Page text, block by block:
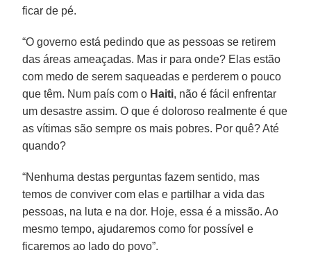
ficar de pé.
“O governo está pedindo que as pessoas se retirem
das áreas ameaçadas. Mas ir para onde? Elas estão
com medo de serem saqueadas e perderem o pouco
que têm. Num país com o Haiti, não é fácil enfrentar
um desastre assim. O que é doloroso realmente é que
as vítimas são sempre os mais pobres. Por quê? Até
quando?
“Nenhuma destas perguntas fazem sentido, mas
temos de conviver com elas e partilhar a vida das
pessoas, na luta e na dor. Hoje, essa é a missão. Ao
mesmo tempo, ajudaremos como for possível e
ficaremos ao lado do povo”.